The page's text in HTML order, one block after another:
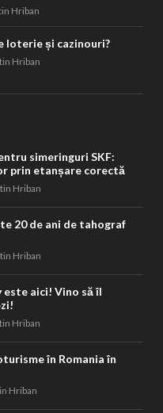
Hriban
loterie și cazinouri?
Hriban
simeringuri SKF:
prin etanșare corectă
Hriban
20 de ani de tahograf
Hriban
este aici! Vino să îl
Hriban
în Romania în
Hriban